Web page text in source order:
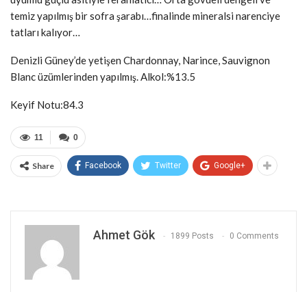
temiz yapılmış bir sofra şarabı…finalinde mineralsi narenciye
tatları kalıyor…
Denizli Güney’de yetişen Chardonnay, Narince, Sauvignon
Blanc üzümlerinden yapılmış. Alkol:%13.5
Keyif Notu:84.3
0
11
Share Facebook Twitter Google+
Ahmet Gök 1899 Posts 0 Comments